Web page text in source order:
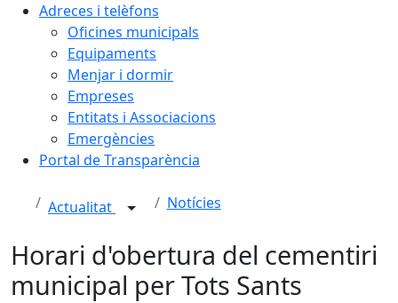
Adreces i telèfons
Oficines municipals
Equipaments
Menjar i dormir
Empreses
Entitats i Associacions
Emergències
Portal de Transparència
Actualitat Notícies
Horari d'obertura del cementiri
municipal per Tots Sants